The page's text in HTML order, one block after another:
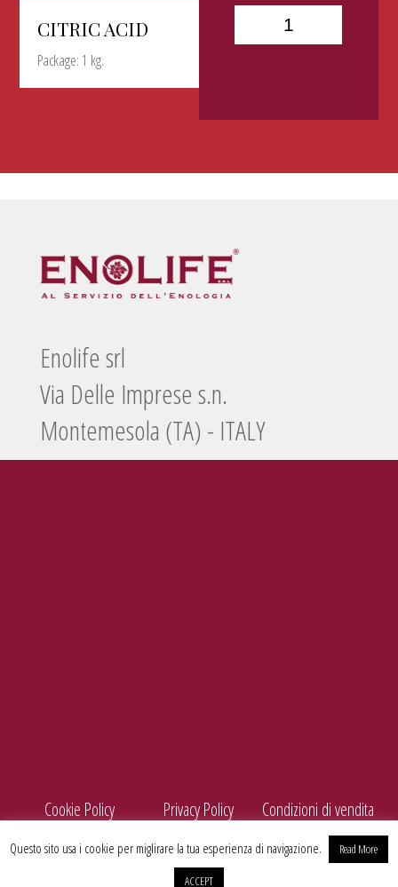
CITRIC ACID
Package: 1 kg.
Cookie Policy Privacy Policy Condizioni di vendita
Enolife srl
Via Delle Imprese s.n.
Montemesola (TA) - ITALY
Questo sito usa i cookie per miglirare la tua esperienza di navigazione.
Read More
ACCEPT